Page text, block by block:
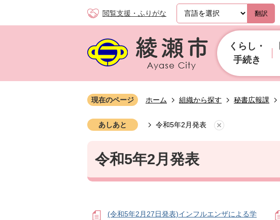
閲覧支援・ふりがな 翻訳
くらし・
手続き
現在のページ ホーム 組織から探す 秘書広報課
あしあと 令和5年2月発表
令和5年2月発表
(令和5年2月27日発表)インフルエンザによる学